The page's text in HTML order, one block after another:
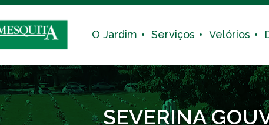
O Jardim Serviços Velórios
SEVERINA